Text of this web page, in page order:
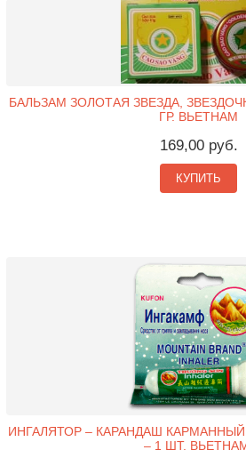
БАЛЬЗАМ ЗОЛОТАЯ ЗВЕЗДА,
ГР. ВЬЕТНАМ
169,00 руб.
КУПИТЬ
ИНГАЛЯТОР – КАРАНДАШ
– 1 ШТ.